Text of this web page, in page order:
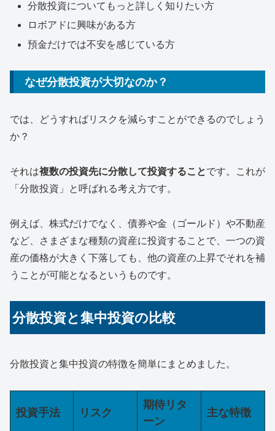
分散投資についてもっと詳しく知りたい方
ロボアドに興味がある方
預金だけでは不安を感じている方
なぜ分散投資が大切なのか？
では、どうすればリスクを減らすことができるのでしょう
か？
それは複数の投資先に分散して投資することです。これが
「分散投資」と呼ばれる考え方です。
例えば、株式だけでなく、債券や金（ゴールド）や不動産
など、さまざまな種類の資産に投資することで、一つの資
産の価格が大きく下落しても、他の資産の上昇でそれを補
うことが可能となるというものです。
分散投資と集中投資の比較
分散投資と集中投資の特徴を簡単にまとめました。
投資手法 リスク
期待リタ
ーン
主な特徴